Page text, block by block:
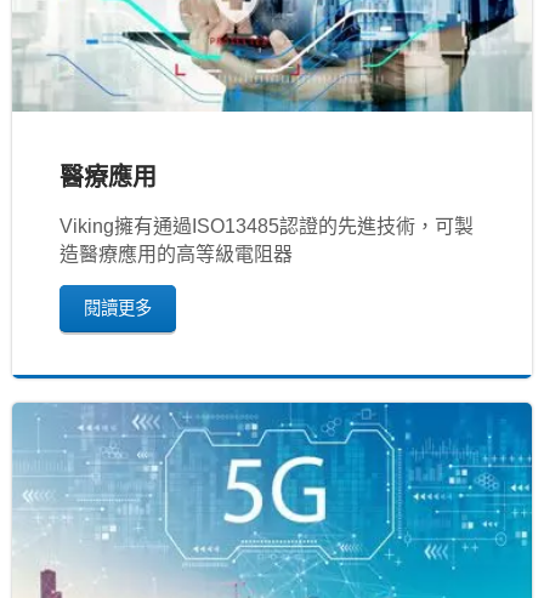
醫療應用
Viking擁有通過ISO13485認證的先進技術，可製
造醫療應用的高等級電阻器
閱讀更多